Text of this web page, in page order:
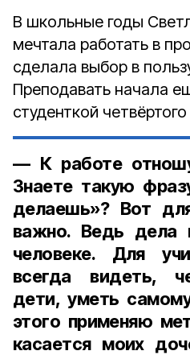
В школьные годы
мечтала работать в
сделала выбор в
Преподавать начала
студенткой
— К работе
Знаете такую
делаешь»? Вот
важно. Ведь дела
человеке. Для
всегда видеть,
дети, уметь
этого применяю
касается моих